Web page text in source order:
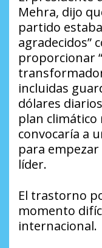
Mehra, dijo
partido
agradecidos”
proporcionar
incluidas
dólares
plan climático
convocaría a
para
líder.
El trastorno
momento
internacional.